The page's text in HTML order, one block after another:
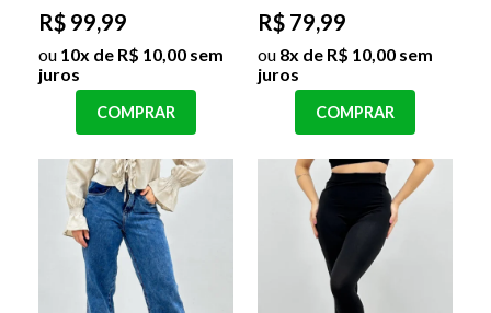
R$ 99,99
ou 10x de R$ 10,00 sem
juros
COMPRAR
R$ 79,99
ou 8x de R$ 10,00 sem
juros
COMPRAR